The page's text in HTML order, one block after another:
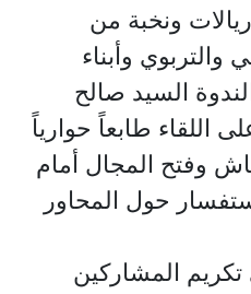
ونخبة من
والتربوي وأبناء
السيد صالح
اللقاء طابعاً حوارياً
وفتح المجال أمام
حول المحاور
المشاركين